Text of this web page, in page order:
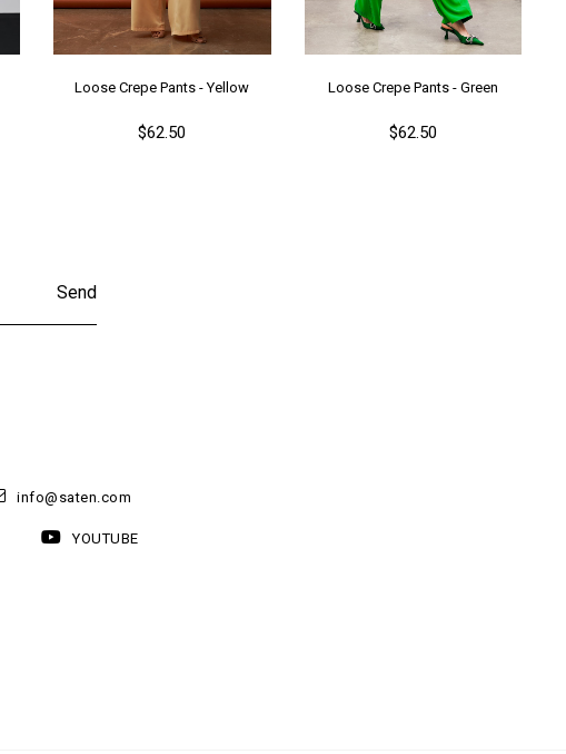
Loose Crepe Pants - Yellow
$62.50
Loose Crepe Pants - Green
$62.50
Send
info@saten.com
YOUTUBE